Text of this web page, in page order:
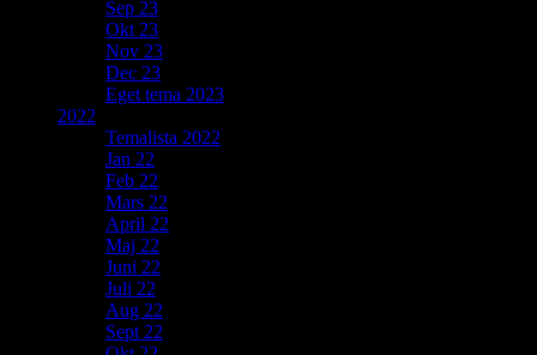
Sep 23
Okt 23
Nov 23
Dec 23
Eget tema 2023
2022
Temalista 2022
Jan 22
Feb 22
Mars 22
April 22
Maj 22
Juni 22
Juli 22
Aug 22
Sept 22